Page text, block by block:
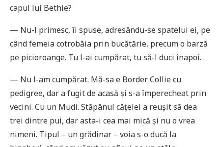
capul lui Bethie?
— Nu-l primesc, îi spuse, adresându-se spatelui ei, pe
când femeia cotrobăia prin bucătărie, precum o barză
pe picioroange. Tu l-ai cumpărat, tu să-l duci înapoi.
— Nu l-am cumpărat. Mă-sa e Border Collie cu
pedigree, dar a fugit de acasă și s-a împerecheat prin
vecini. Cu un Mudi. Stăpânul cățelei a reușit să dea
trei dintre pui, dar asta-i cea mai mică și nu o vrea
nimeni. Tipul – un grădinar – voia s-o ducă la